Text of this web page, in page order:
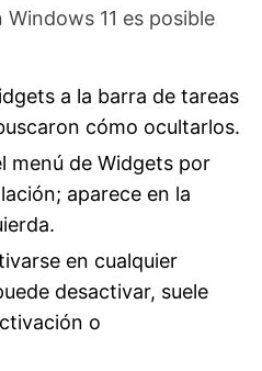
11 es posible
a la barra de tareas
cómo ocultarlos.
menú de Widgets por
aparece en la
en cualquier
desactivar, suele
o